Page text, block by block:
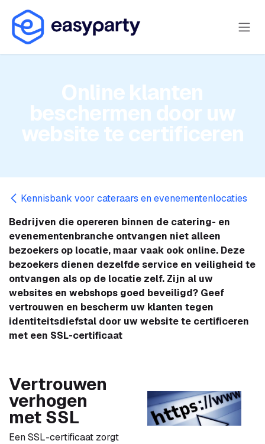
Online klanten
beschermen door uw
website te certificeren
Kennisbank voor cateraars en evenementenlocaties
Bedrijven die opereren binnen de catering- en
evenementenbranche ontvangen niet alleen
bezoekers op locatie, maar vaak ook online. Deze
bezoekers dienen dezelfde service en veiligheid te
ontvangen als op de locatie zelf. Zijn al uw
websites en webshops goed beveiligd? Geef
vertrouwen en bescherm uw klanten tegen
identiteitsdiefstal door uw website te certificeren
met een SSL-certificaat
Vertrouwen
verhogen
met SSL
Een SSL-certificaat zorgt